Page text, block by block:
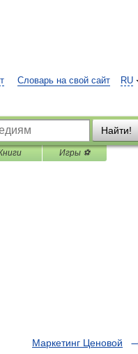
RU
Словарь на свой сайт
Найти!
Игры ⚽
Маркетинг Ценовой